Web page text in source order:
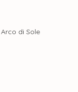
di Sole